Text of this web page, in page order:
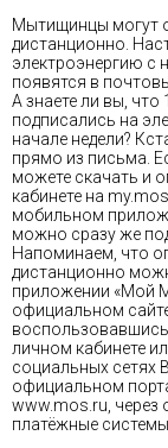
Мытищинцы могут
дистанционно.
электроэнергию с
появятся в
А знаете ли вы,
подписались на
начале недели?
прямо из письма.
можете скачать и
кабинете на
мобильном
можно сразу же
Напоминаем, что
дистанционно
приложении «Мой
официальном
личном кабинете
социальных сетях
официальном
www.mos.ru, через
платёжные системы.